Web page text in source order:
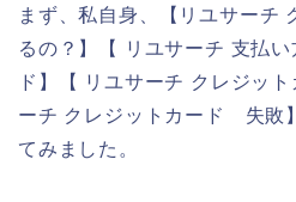
まず、私自身、【リユサーチ
るの？】【 リユサーチ 支払
ド】【 リユサーチ クレジッ
ーチ クレジットカード 失敗
てみました。